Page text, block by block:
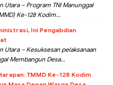
Utara – Program TNI Manunggal
Ke-128 Kodim...
Ini Pengabdian
Utara – Kesuksesan pelaksanaan
Membangun Desa...
TMMD Ke-128 Kodim